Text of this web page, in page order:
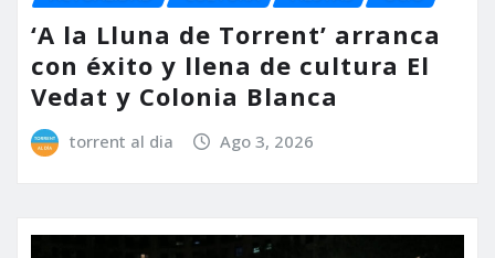
‘A la Lluna de Torrent’ arranca
con éxito y llena de cultura El
Vedat y Colonia Blanca
torrent al dia Ago 3, 2026